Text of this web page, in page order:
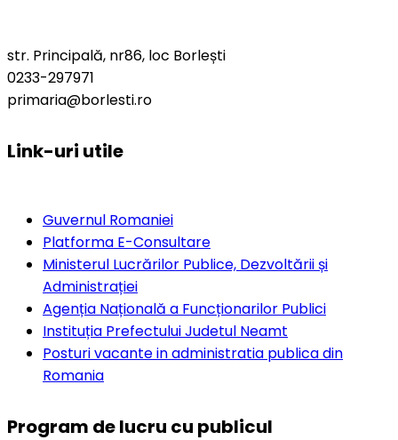
str. Principală, nr86, loc Borlești
0233-297971
primaria@borlesti.ro
Link-uri utile
Guvernul Romaniei
Platforma E-Consultare
Ministerul Lucrărilor Publice, Dezvoltării și
Administrației
Agenția Națională a Funcționarilor Publici
Instituția Prefectului Judetul Neamt
Posturi vacante in administratia publica din
Romania
Program de lucru cu publicul